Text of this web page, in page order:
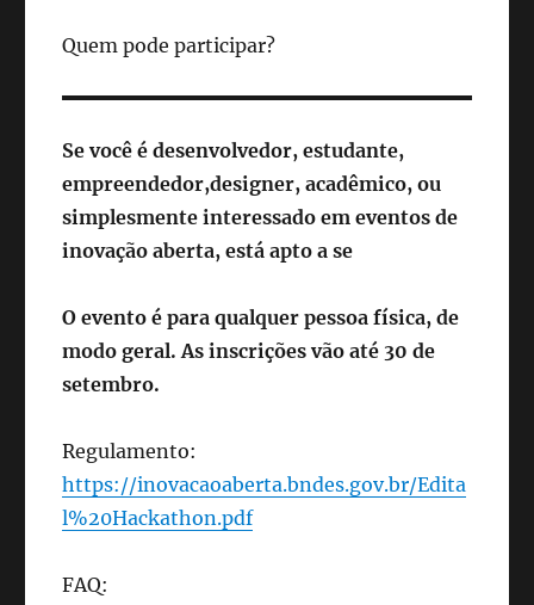
Quem pode participar?
Se você é desenvolvedor, estudante,
empreendedor,designer, acadêmico, ou
simplesmente interessado em eventos de
inovação aberta, está aptoa se
O evento é para qualquer pessoa física, de
modo geral. As inscrições vão até 30 de
setembro.
Regulamento:
https://inovacaoaberta.bndes.gov.br/Edita
l%20Hackathon.pdf
FAQ: